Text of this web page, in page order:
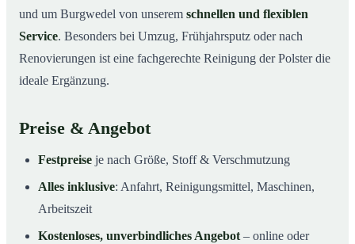
und um Burgwedel von unserem schnellen und flexiblen
Service. Besonders bei Umzug, Frühjahrsputz oder nach
Renovierungen ist eine fachgerechte Reinigung der Polster die
ideale Ergänzung.
Preise & Angebot
Festpreise je nach Größe, Stoff & Verschmutzung
Alles inklusive: Anfahrt, Reinigungsmittel, Maschinen,
Arbeitszeit
Kostenloses, unverbindliches Angebot – online oder